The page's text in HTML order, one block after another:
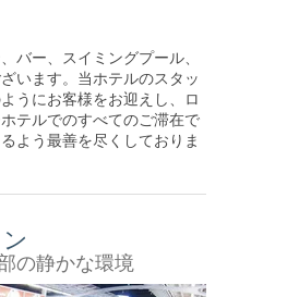
バー、スイミングプール、
います。当ホテルのスタッ
うにお客様をお迎えし、ロ
テルでのすべてのご滞在で
よう最善を尽くしておりま
の静かな環境